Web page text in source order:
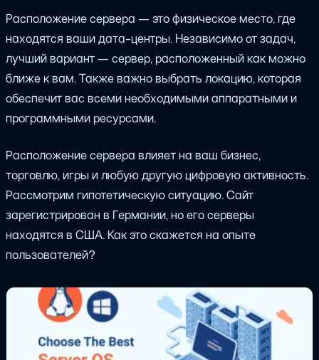
Расположение сервера — это физическое место, где
находятся ваши дата-центры. Независимо от задач,
лучший вариант — сервер, расположенный как можно
ближе к вам. Также важно выбрать локацию, которая
обеспечит вас всеми необходимыми аппаратными и
программными ресурсами.
Расположение сервера влияет на ваш бизнес,
торговлю, игры и любую другую цифровую активность.
Рассмотрим гипотетическую ситуацию. Сайт
зарегистрирован в Германии, но его серверы
находятся в США. Как это скажется на опыте
пользователей?